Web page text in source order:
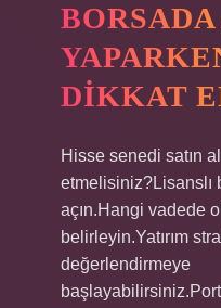
DIKKAT
Hisse senedi satın
etmelisiniz?Lisanslı
açın.Hangi vadede
belirleyin.Yatırım
değerlendirmeye